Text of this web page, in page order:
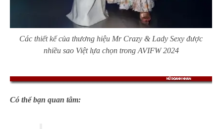
Các thiết kế của thương hiệu Mr Crazy & Lady Sexy được
nhiều sao Việt lựa chọn trong AVIFW 2024
Có thể bạn quan tâm: